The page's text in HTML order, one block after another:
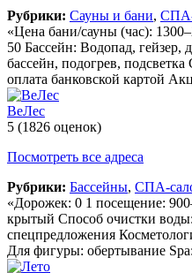
Рубрики: Сауны и бани,
«Цена бани/сауны (час):
50 Бассейн: Водопад, гейзер,
бассейн, подогрев,
оплата банковской картой
ВеЛес
5 (1826 оценок)
Посмотреть все адреса
Рубрики: Бассейны, СПА-
«Дорожек: 0 1 посещение:
крытый Способ очистки
спецпредложения
Для фигуры: обертывание